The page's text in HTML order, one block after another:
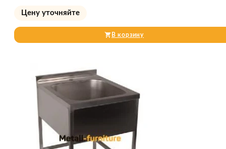
Цену уточняйте
В корзину